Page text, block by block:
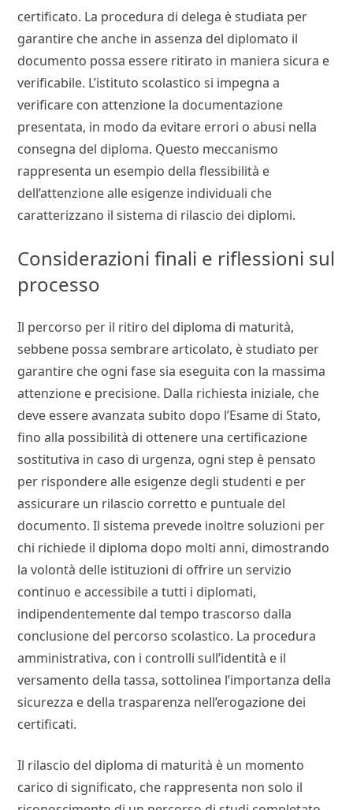
certificato. La procedura di delega è studiata per
garantire che anche in assenza del diplomato il
documento possa essere ritirato in maniera sicura e
verificabile. L’istituto scolastico si impegna a
verificare con attenzione la documentazione
presentata, in modo da evitare errori o abusi nella
consegna del diploma. Questo meccanismo
rappresenta un esempio della flessibilità e
dell’attenzione alle esigenze individuali che
caratterizzano il sistema di rilascio dei diplomi.
Considerazioni finali e riflessioni sul
processo
Il percorso per il ritiro del diploma di maturità,
sebbene possa sembrare articolato, è studiato per
garantire che ogni fase sia eseguita con la massima
attenzione e precisione. Dalla richiesta iniziale, che
deve essere avanzata subito dopo l’Esame di Stato,
fino alla possibilità di ottenere una certificazione
sostitutiva in caso di urgenza, ogni step è pensato
per rispondere alle esigenze degli studenti e per
assicurare un rilascio corretto e puntuale del
documento. Il sistema prevede inoltre soluzioni per
chi richiede il diploma dopo molti anni, dimostrando
la volontà delle istituzioni di offrire un servizio
continuo e accessibile a tutti i diplomati,
indipendentemente dal tempo trascorso dalla
conclusione del percorso scolastico. La procedura
amministrativa, con i controlli sull’identità e il
versamento della tassa, sottolinea l’importanza della
sicurezza e della trasparenza nell’erogazione dei
certificati.
Il rilascio del diploma di maturità è un momento
carico di significato, che rappresenta non solo il